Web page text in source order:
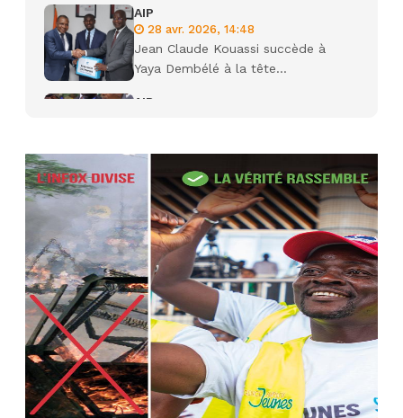
AIP
28 avr. 2026, 14:48
Jean Claude Kouassi succède à
Yaya Dembélé à la tête...
AIP
Camara tué lors d’attaques...
22 avr. 2026, 16:41
Des bureaux ravagés dans un
incendie survenu à la mairie...
AIP
10 avr. 2026, 09:48
Nommé Médiateur de la
République, Gaoussou Touré prend
officiellement fonction
AIP
13 mars 2026, 10:43